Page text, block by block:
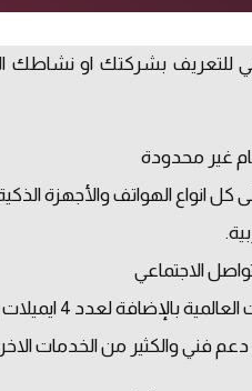
بشركتك او نشاطك
غير محدودة
انواع الهواتف والأجهزة
الاجتماعي
فني والكثير من الخدمات